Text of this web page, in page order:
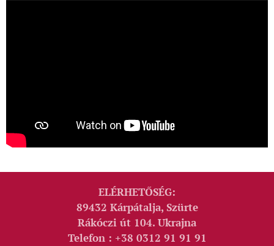
ELÉRHETŐSÉG:
89432 Kárpátalja, Szürte
Rákóczi út 104. Ukrajna
Telefon : +38 0312 91 91 91